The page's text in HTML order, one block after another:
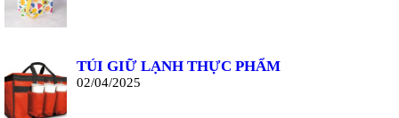
TÚI GIỮ LẠNH THỰC PHẨM
02/04/2025